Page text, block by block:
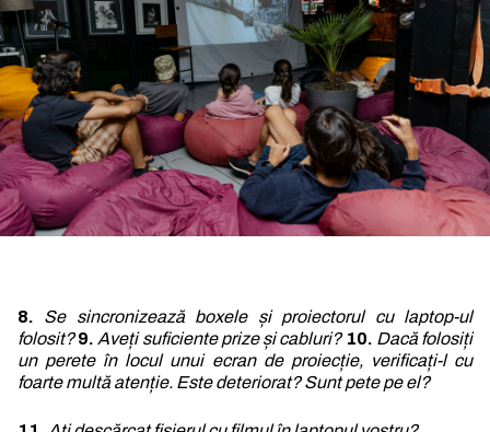
8.
Se sincronizează boxele și proiectorul cu laptop-ul
folosit? 9. Aveți suficiente prize și cabluri? 10. Dacă folosiți
un perete în locul unui ecran de proiecție, verificați-l cu
foarte multă atenție. Este deteriorat? Sunt pete pe el?